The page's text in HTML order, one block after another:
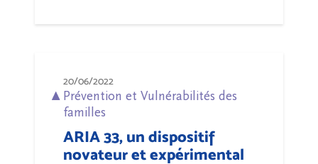
20/06/2022
Prévention et Vulnérabilités des
familles
ARIA 33, un dispositif
novateur et expérimental